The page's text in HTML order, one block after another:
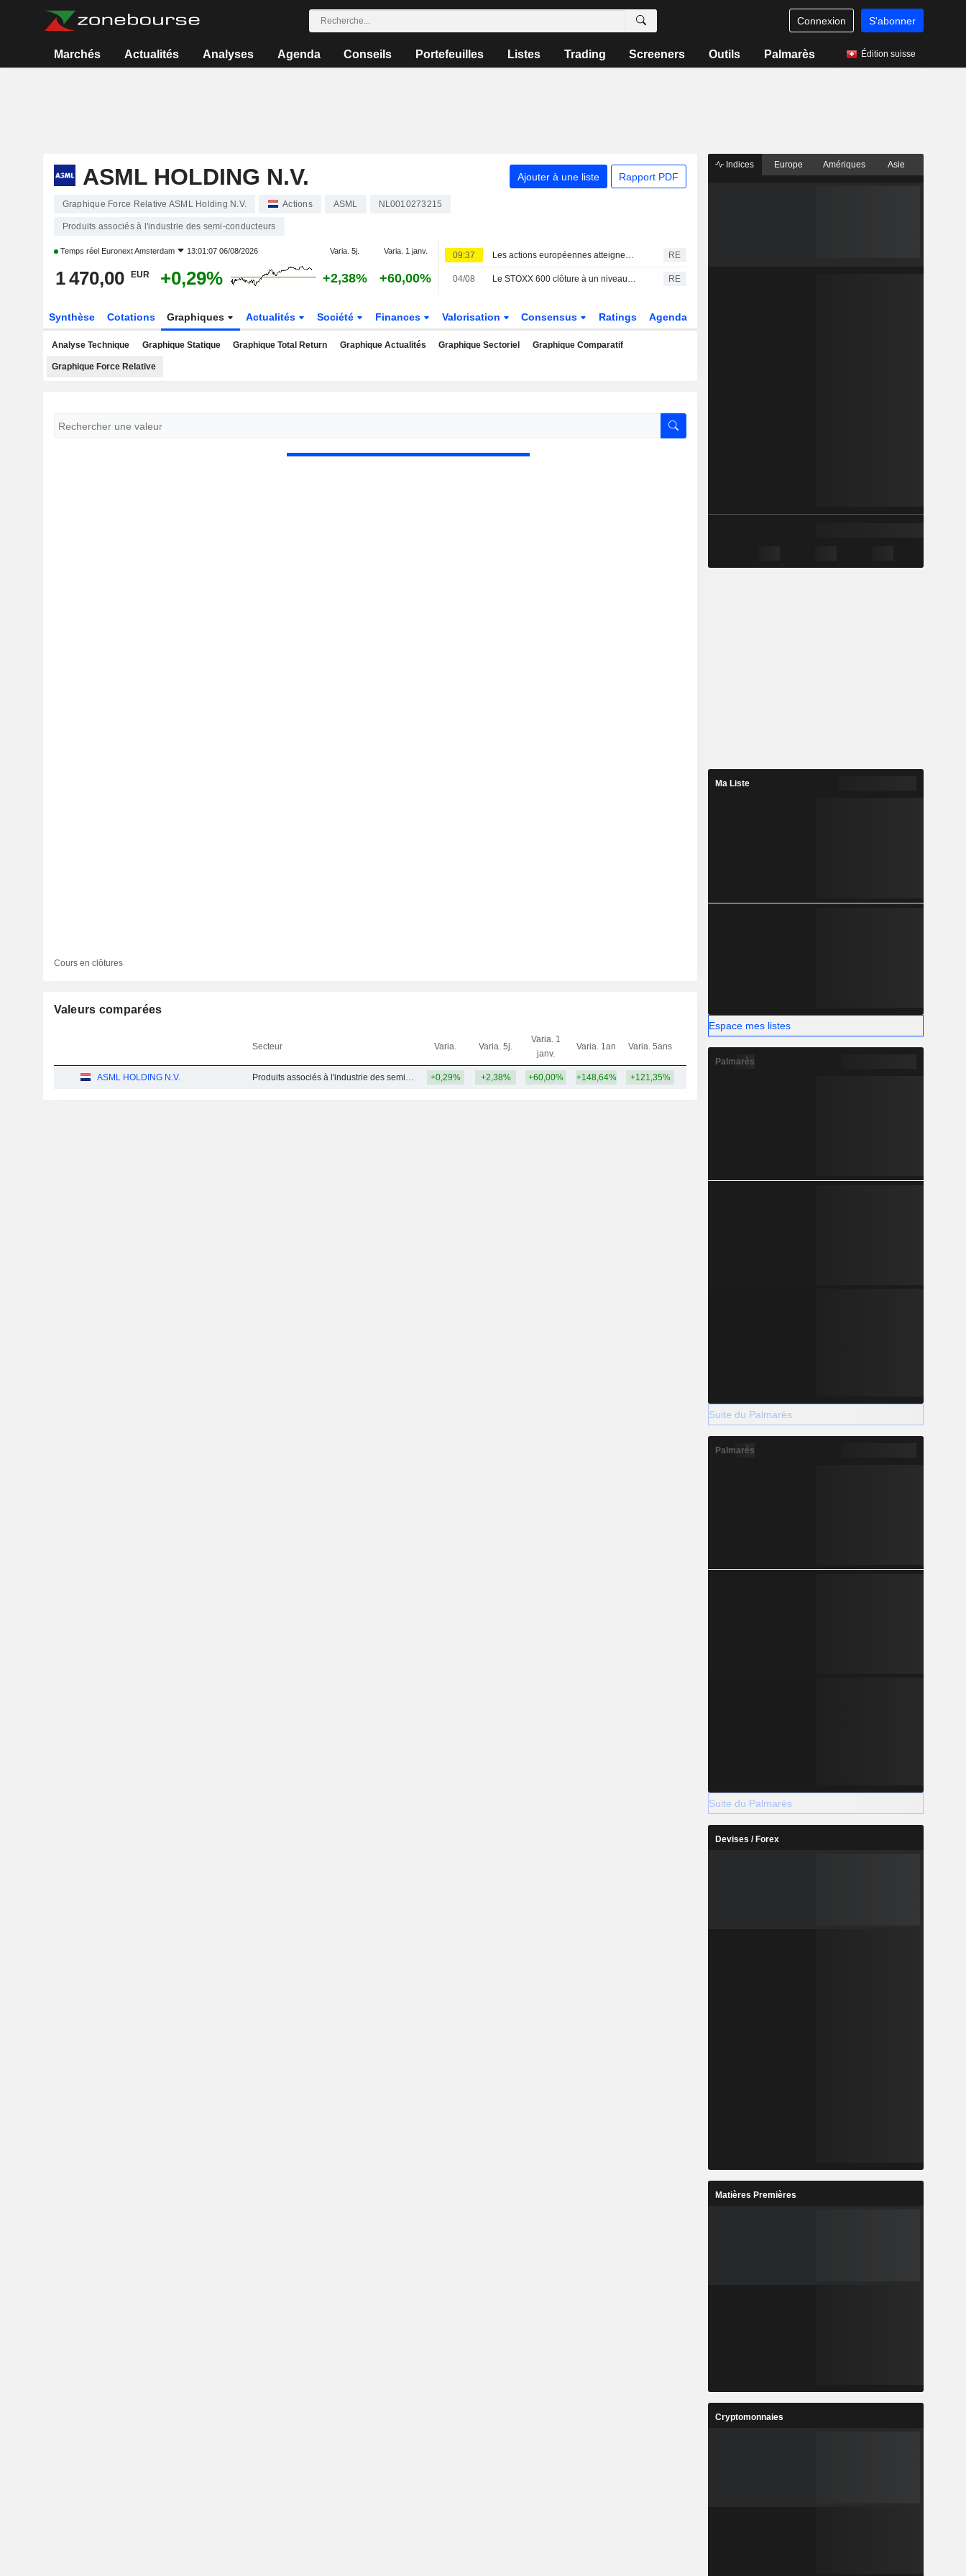
Connexion S'abonner
Marchés Actualités Analyses Agenda Conseils Portefeuilles Listes Trading Screeners Outils Palmarès Édition suisse
ASML HOLDING N.V. Ajouter à une liste Rapport PDF
Graphique Force Relative ASML Holding N.V. Actions ASML NL0010273215
Produits associés à l'industrie des semi-conducteurs
Temps réel Euronext Amsterdam 13:01:07 06/08/2026 Varia. 5j. Varia. 1 janv.
1 470,00 EUR +0,29% +2,38% +60,00%
09:37 Les actions européennes atteignent un sommet historique, portées par les résultats et l'optimisme USA-Iran RE
04/08 Le STOXX 600 clôture à un niveau record, porté par les résultats d'entreprises et la technologie RE
Synthèse Cotations Graphiques Actualités Société Finances Valorisation Consensus Ratings Agenda
Analyse Technique Graphique Statique Graphique Total Return Graphique Actualités Graphique Sectoriel Graphique Comparatif
Graphique Force Relative
Cours en clôtures
Valeurs comparées
Secteur Varia. Varia. 5j.
Varia. 1
janv.
Varia. 1an Varia. 5ans Capi. CT MT LT
ASML HOLDING N.V. Produits associés à l'industrie des semi-conducteurs - Autres +0,29% +2,38% +60,00% +148,64% +121,35%
Indices Europe Amériques Asie
Ma Liste
Espace mes listes
Palmarès
Suite du Palmarès
Palmarès
Suite du Palmarès
Devises / Forex
Matières Premières
Cryptomonnaies